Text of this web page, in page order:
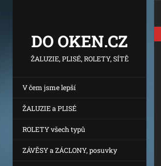
DO OKEN.CZ
ŽALUZIE, PLISÉ, ROLETY, SÍTĚ
V čem jsme lepší
ŽALUZIE a PLISÉ
ROLETY všech typů
ZÁVĚSY a ZÁCLONY, posuvky